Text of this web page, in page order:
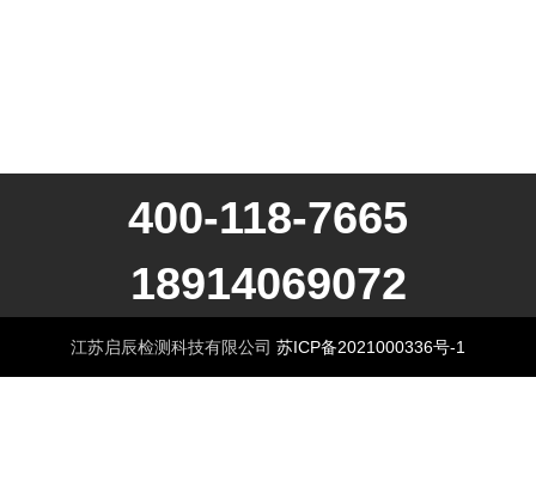
400-118-7665
18914069072
江苏启辰检测科技有限公司 苏ICP备2021000336号-1